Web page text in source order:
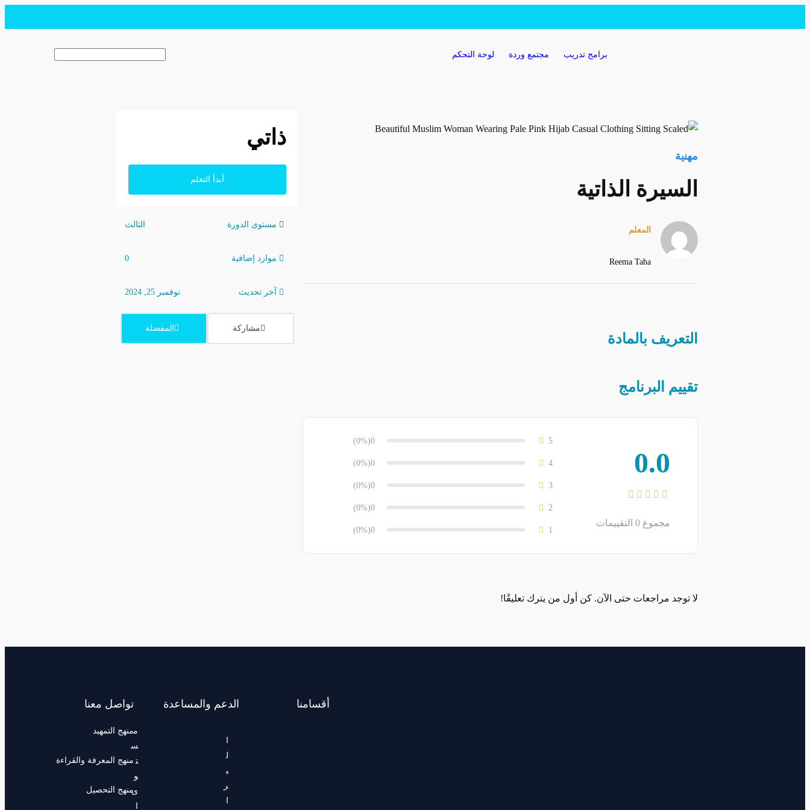
برامج تدريب مجتمع وردة لوحة التحكم
مهنية
السيرة الذاتية
المعلم
Reema Taha
التعريف بالمادة
تقييم البرنامج
0.0
مجموع 0 التقييمات
5
0
(0%)
4
0
(0%)
3
0
(0%)
2
0
(0%)
1
0
(0%)
لا توجد مراجعات حتى الآن. كن أول من يترك تعليقًا!
ذاتي
أبدأ التعلم
مستوى الدورة الثالث
موارد إضافية 0
آخر تحديث نوفمبر 25, 2024
مشاركة المفضلة
أقسامنا
ا
ل
ب
ر
ا
الدعم والمساعدة
م
س
ت
و
ى
ا
تواصل معنا
منهج التمهيد
منهج المعرفة والقراءة
منهج التحصيل